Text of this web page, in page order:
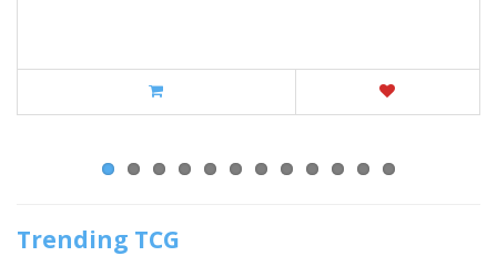
Trending TCG